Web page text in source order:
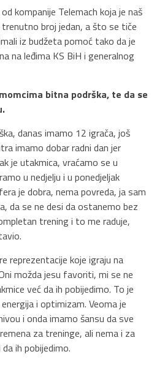
kompanije Telemach koja je naš
broj jedan, a što se tiče
iz budžeta pomoć tako da je
na leđima KS BiH i generalnog
bitna podrška, te da se
danas imamo 12 igrača, još
imamo dobar radni dan jer
je utakmica, vraćamo se u
u nedjelju i u ponedjeljak
je dobra, nema povreda, ja sam
da se ne desi da ostanemo bez
trening i to me raduje,
reprezentacije koje igraju na
možda jesu favoriti, mi se ne
već da ih pobijedimo. To je
i optimizam. Veoma je
i onda imamo šansu da sve
za treninge, ali nema i za
ih pobijedimo.